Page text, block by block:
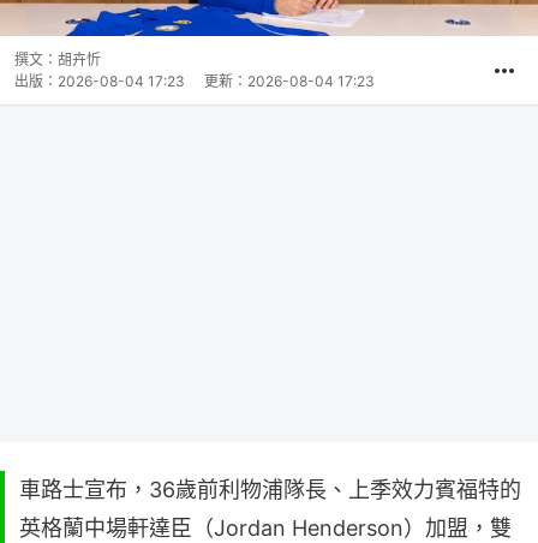
撰文： 胡卉忻
出版： 2026-08-04 17:23 更新： 2026-08-04 17:23
車路士宣布，36歲前利物浦隊長、上季效力賓福特的
英格蘭中場軒達臣（Jordan Henderson）加盟，雙